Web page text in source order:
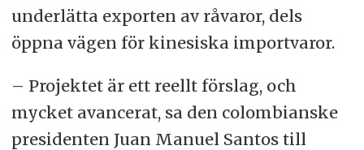
underlätta exporten av råvaror, dels
öppna vägen för kinesiska importvaror.
– Projektet är ett reellt förslag, och
mycket avancerat, sa den colombianske
presidenten Juan Manuel Santos till